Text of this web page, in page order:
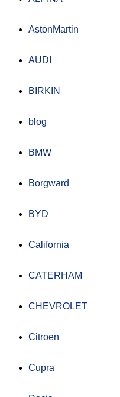
AstonMartin
AUDI
BIRKIN
blog
BMW
Borgward
BYD
California
CATERHAM
CHEVROLET
Citroen
Cupra